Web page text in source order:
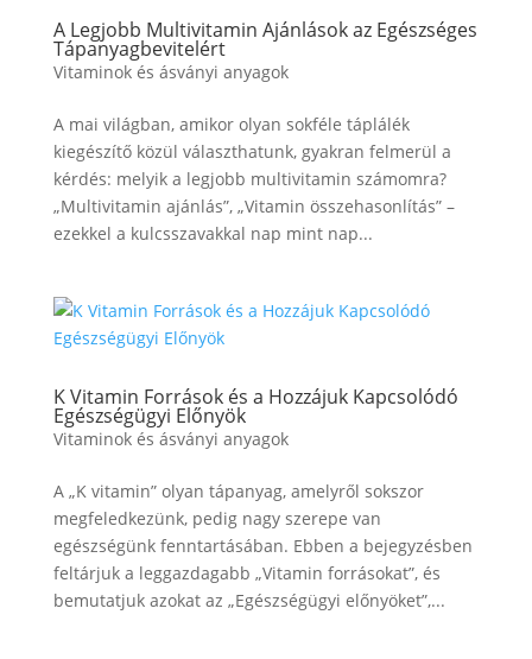
A Legjobb Multivitamin Ajánlások az Egészséges
Tápanyagbevitelért
Vitaminok és ásványi anyagok
A mai világban, amikor olyan sokféle táplálék
kiegészítő közül választhatunk, gyakran felmerül a
kérdés: melyik a legjobb multivitamin számomra?
„Multivitamin ajánlás”, „Vitamin összehasonlítás” –
ezekkel a kulcsszavakkal nap mint nap...
K Vitamin Források és a Hozzájuk Kapcsolódó
Egészségügyi Előnyök
Vitaminok és ásványi anyagok
A „K vitamin” olyan tápanyag, amelyről sokszor
megfeledkezünk, pedig nagy szerepe van
egészségünk fenntartásában. Ebben a bejegyzésben
feltárjuk a leggazdagabb „Vitamin forrásokat”, és
bemutatjuk azokat az „Egészségügyi előnyöket”,...